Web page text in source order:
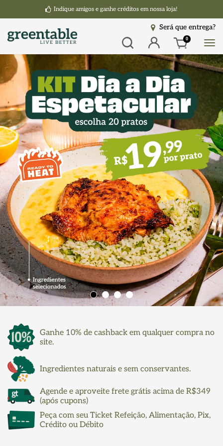
Indique amigos e ganhe créditos em nossa loja!
Será que entrega?
Busca
Entrar 0
Ganhe 10% de cashback em qualquer compra no
site.
Ingredientes naturais e sem conservantes.
Agende e aproveite frete grátis acima de R$349
(após cupons)
Peça com seu Ticket Refeição, Alimentação, Pix,
Crédito ou Débito